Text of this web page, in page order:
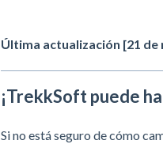
Última actualización [21 de
¡TrekkSoft puede
Si no está seguro de cómo